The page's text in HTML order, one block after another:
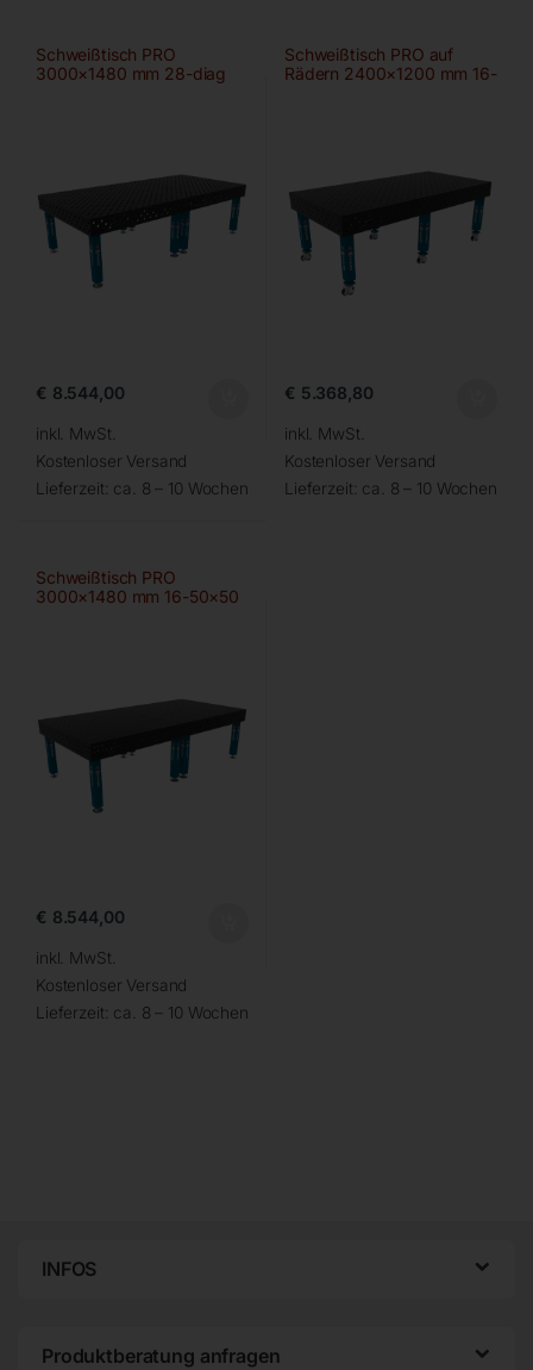
Schweißtisch PRO
3000×1480 mm 28-diag
€ 8.544,00
inkl. MwSt.
Kostenloser Versand
Lieferzeit: ca. 8 – 10 Wochen
Schweißtisch PRO auf
Rädern 2400×1200 mm 16-
€ 5.368,80
inkl. MwSt.
Kostenloser Versand
Lieferzeit: ca. 8 – 10 Wochen
Schweißtisch PRO
3000×1480 mm 16-50×50
€ 8.544,00
inkl. MwSt.
Kostenloser Versand
Lieferzeit: ca. 8 – 10 Wochen
INFOS
Produktberatung anfragen